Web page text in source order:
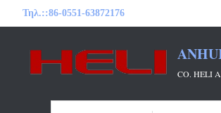
Τηλ.::86-0551-63872176
CO. HELI